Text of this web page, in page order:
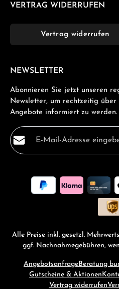
VERTRAG WIDERRUFEN
Vertrag widerrufen
NEWSLETTER
Abonnieren Sie jetzt unseren
Newsletter, um rechtzeitig über
Angebote informiert zu werden.
E-Mail-Adresse*
Ich habe die
genommen und dieAGB
Pflichtfelder.
Alle Preise inkl. gesetzl.
ggf. Nachnahmegebühren,
AngebotsanfrageBeratung
Gutscheine & Aktionen
Vertrag widerrufen